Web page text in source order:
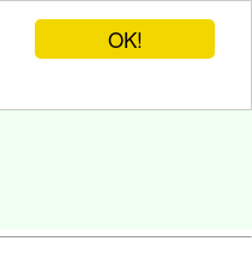
OK!